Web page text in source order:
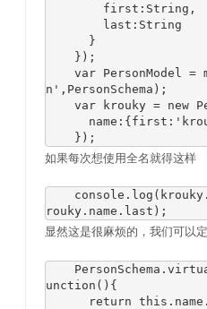
        first
: String ,
last : String
}
});
var PersonModel =
n' , PersonSchema );
var krouky = new
      name
:{ first :
});
如果每次想使用全名就得这样
    console
. log ( krouky .
rouky . name . last );
显然这是很麻烦的，我们可以
PersonSchema .
unction (){
return this . name .